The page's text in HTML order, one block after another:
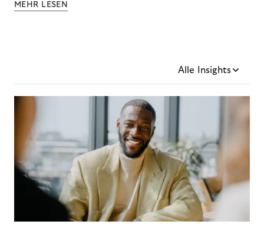
MEHR LESEN
Alle Insights